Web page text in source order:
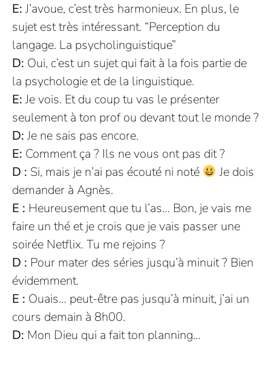
E:J’avoue, c’est très harmonieux. En plus, le
sujet est très intéressant. “Perception du
langage. La psycholinguistique”
D: Oui, c’est un sujet qui fait à la fois partie de
la psychologie et de la linguistique.
E:Je vois. Et du coup tu vas le présenter
seulement à ton prof ou devant tout le monde ?
D:Je ne sais pas encore.
E: Comment ça ? Ils ne vous ont pas dit ?
D : Si, mais je n’ai pas écouté ni noté
Je dois
demander à Agnès.
E : Heureusement que tu l’as… Bon, je vais me
faire un thé et je crois que je vais passer une
soirée Netflix. Tu me rejoins ?
D : Pour mater des séries jusqu’à minuit ? Bien
évidemment.
E : Ouais… peut-être pas jusqu’à minuit, j’ai un
cours demain à 8h00.
D: Mon Dieu qui a fait ton planning…